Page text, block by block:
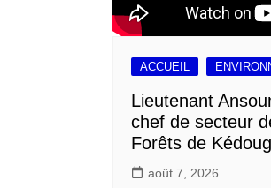
ACCUEIL
Lieutenant
chef de secteur
Forêts de
août 7, 2026